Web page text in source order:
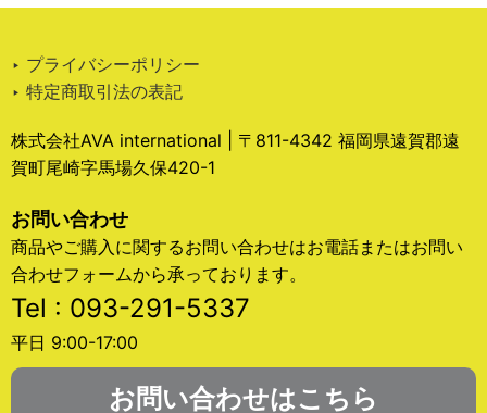
‣ プライバシーポリシー
‣ 特定商取引法の表記
株式会社AVA international | 〒811-4342 福岡県遠賀郡遠
賀町尾崎字馬場久保420-1
お問い合わせ
商品やご購入に関するお問い合わせはお電話またはお問い
合わせフォームから承っております。
Tel : 093-291-5337
平日 9:00-17:00
お問い合わせはこちら